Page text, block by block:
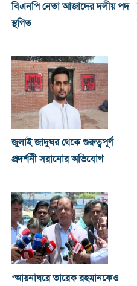
বিএনপি নেতা আজাদের দলীয় পদ
স্থগিত
জুলাই জাদুঘর থেকে গুরুত্বপূর্ণ
প্রদর্শনী সরানোর অভিযোগ
‘আয়নাঘরে তারেক রহমানকেও